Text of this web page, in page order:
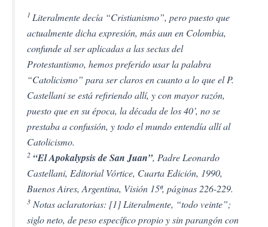
1 Literalmente decía “Cristianismo”, pero puesto que
actualmente dicha expresión, más aun en Colombia,
confunde al ser aplicadas a las sectas del
Protestantismo, hemos preferido usar la palabra
“Catolicismo” para ser claros en cuanto a lo que el P.
Castellani se está refiriendo allí, y con mayor razón,
puesto que en su época, la década de los 40’, no se
prestaba a confusión, y todo el mundo entendía allí al
Catolicismo.
2 “El Apokalypsis de San Juan”, Padre Leonardo
Castellani, Editorial Vórtice, Cuarta Edición, 1990,
Buenos Aires, Argentina, Visión 15ª, páginas 226-229.
3 Notas aclaratorias: [1] Literalmente, “todo veinte”;
siglo neto, de peso específico propio y sin parangón con